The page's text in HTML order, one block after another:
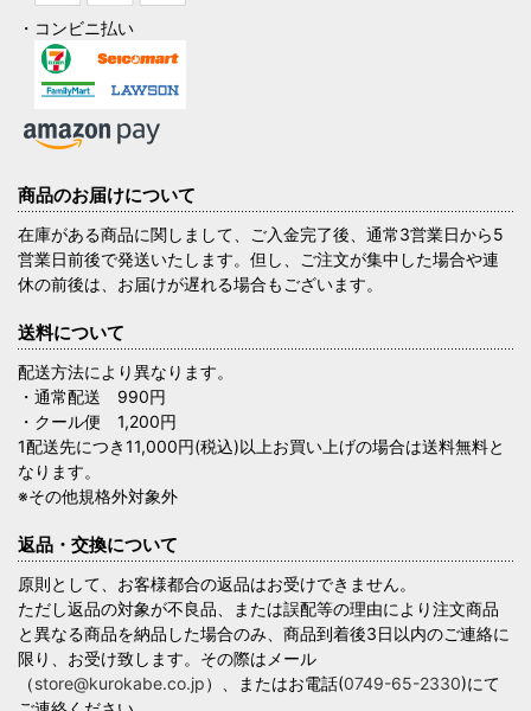
・コンビニ払い
商品のお届けについて
在庫がある商品に関しまして、ご入金完了後、通常3営業日から5
営業日前後で発送いたします。但し、ご注文が集中した場合や連
休の前後は、お届けが遅れる場合もございます。
送料について
配送方法により異なります。
・通常配送 990円
・クール便 1,200円
1配送先につき11,000円(税込)以上お買い上げの場合は送料無料と
なります。
※その他規格外対象外
返品・交換について
原則として、お客様都合の返品はお受けできません。
ただし返品の対象が不良品、または誤配等の理由により注文商品
と異なる商品を納品した場合のみ、商品到着後3日以内のご連絡に
限り、お受け致します。その際はメール
（store@kurokabe.co.jp）、またはお電話(0749-65-2330)にて